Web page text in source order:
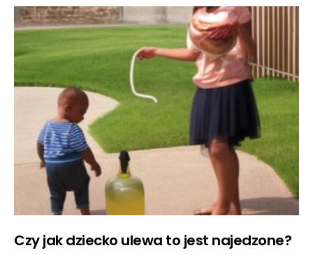
Czy jak dziecko ulewa to jest najedzone?